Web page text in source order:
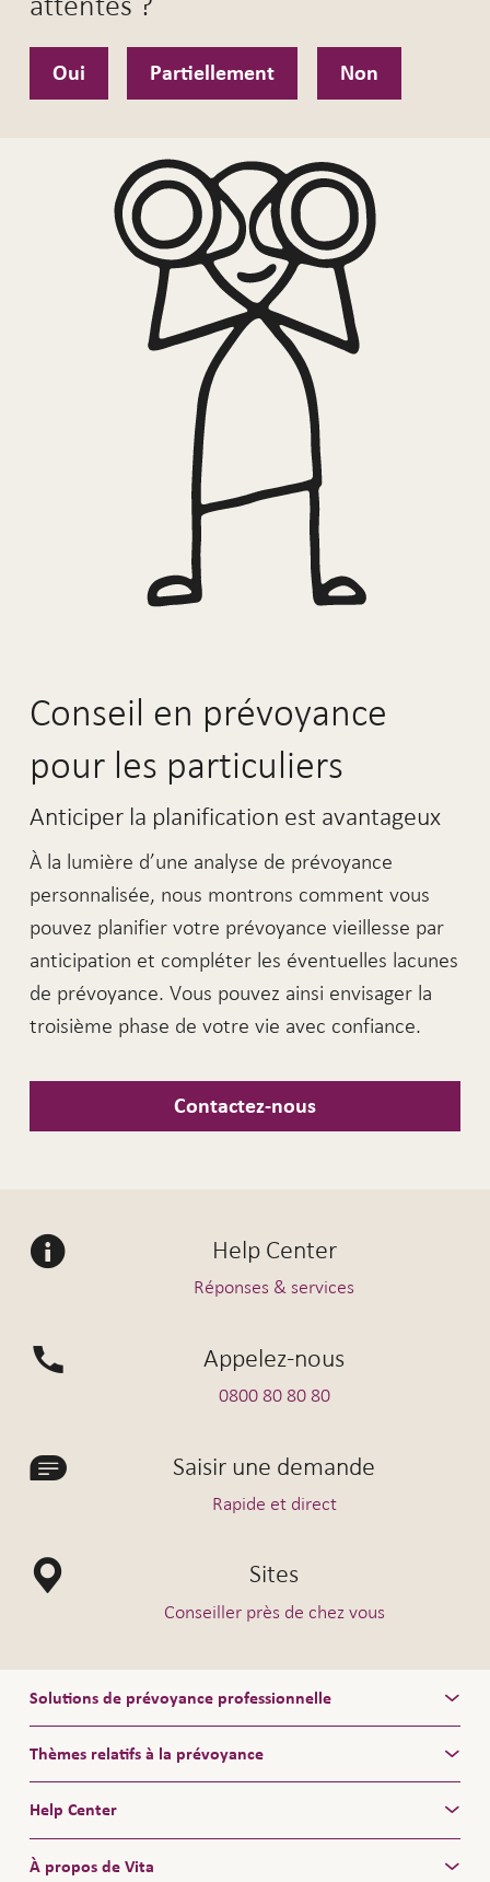
Oui Partiellement Non
Conseil en prévoyance
pour les particuliers
Anticiper la planification est avantageux
À la lumière d’une analyse de prévoyance
personnalisée, nous montrons comment vous
pouvez planifier votre prévoyance vieillesse par
anticipation et compléter les éventuelles lacunes
de prévoyance. Vous pouvez ainsi envisager la
troisième phase de votre vie avec confiance.
Contactez-nous
Help Center
Réponses & services
Appelez-nous
0800 80 80 80
Saisir une demande
Rapide et direct
Sites
Conseiller près de chez vous
Solutions de prévoyance professionnelle
Thèmes relatifs à la prévoyance
Help Center
À propos de Vita